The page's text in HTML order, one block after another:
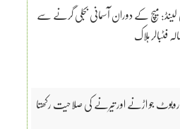
لینڈ: میچ کے دوران آسمانی بجلی گرنے سے
روبوٹ جو اڑنے اور تیرنے کی صلاحیت رکھتا